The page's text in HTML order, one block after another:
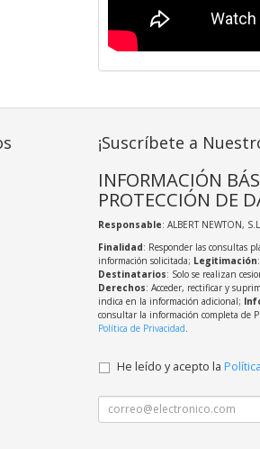
¡Suscríbete a
INFORMACIÓN
PROTECCIÓN DE
Responsable: ALBERT NEWTON,
Finalidad: Responder las consultas
información solicitada; Legitimación
Destinatarios: Solo se realizan
Derechos: Acceder, rectificar y
indica en la información adicional;
consultar la información completa de
Política de Privacidad
He leído y acepto la